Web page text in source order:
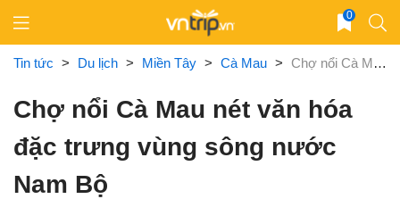
content
0
Tin tức > Du lịch > Miền Tây > Cà Mau > Chợ nổi Cà Mau nét văn hóa đặc trưng vùng sông nước Nam Bộ
Chợ nổi Cà Mau nét văn hóa
đặc trưng vùng sông nước
Nam Bộ